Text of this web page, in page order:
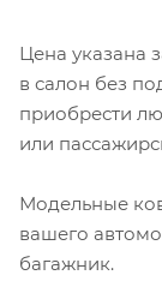
Цена указана
в салон без
приобрести
или
Модельные
вашего
багажник.